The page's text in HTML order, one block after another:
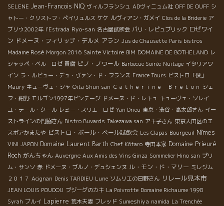
SELENE Jean-Francois NIQ ヴィルフランシュ ADヴィニュム社 OFF DE OUFF シ
ャトー・クリストフ・ペイリュルス ケケ ルヴィアン・ガメイ Clos de la Briderie ア
ブリウ2002年 l'Estrada Ryo-san 名古屋試飲会 パリ・レピュブリック ロゼワイ
ン ドメーヌ・フィリップ・デルメ アラン Jus de Chausette Paris bistros
Madame Rosé Morgon 2016 Sainte Victoire BIM DOMAINE DE BOTHELAND レ
シャッペ・ベル ロゼ 貴腐 ピノ・ノワール Barbecue Soirée Nuitage イタリアワ
イン ラ・ルビュー・デュ・ヴァン・ド・フランス France Tours ビストロ「俊」
Maury キューヴェ・シャ Oita Shun san Ｃａｔｈｅｒｉｎｅ Ｂｒｅｔｏｎ シェ
フ・紺野 モルゴン1997年ビンテージ ドメーヌ・ド・レキュ キューヴェ・ソレイ
ユ・テール・クール レミー・スリエ ロゼ Yan Drieu 東京・渋谷・高太郎さん イー
ストラインの門脇さん Bistro Buvards Takezawa san アキ子さん 東京大田区のエ
スポアかまたや ビストロ・ポール・ベール試飲会 Les Clapas Bourgeuil Nîmes
VINI JAPON Domaine Laurent Barth Chef Kôtaro 寺田本家 Domaine Prieuré
Roch がんちゃん Auvergne Aux Amis des Vins Ginza Sommelier Hino san プリ
ム・サンソ 赤 ドメーヌ・ブルノ・デュシェンヌ ル・モン・ド・マリー ミレジム
２０１７ Acignan Denis TARDIEU Lune ソムリエの日野さん リレール見本市
JEAN LOUIS POUDOU ブジーグのカキ La Poivrotte Domaine Richaume 1998
Syrah ブルイ Lapierre 荒木夫妻 フレッド Sumeshiya namida La Trenchée